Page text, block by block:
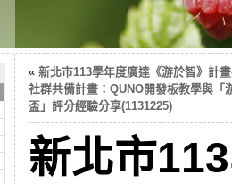
« 新北市113學年度廣達《游於智》計
社群共備計畫：QUNO開發板教學與「
盃」評分經驗分享(1131225)
新北市